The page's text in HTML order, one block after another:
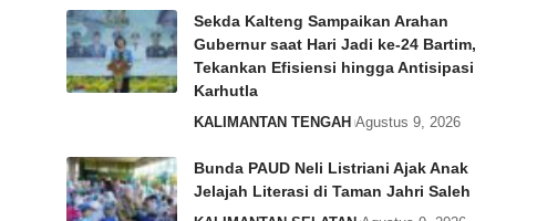
Sekda Kalteng Sampaikan Arahan
Gubernur saat Hari Jadi ke-24 Bartim,
Tekankan Efisiensi hingga Antisipasi
Karhutla
KALIMANTAN TENGAH Agustus 9, 2026
Bunda PAUD Neli Listriani Ajak Anak
Jelajah Literasi di Taman Jahri Saleh